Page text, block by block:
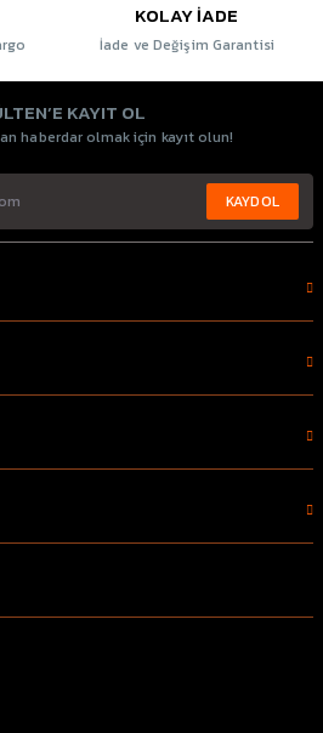
KOLAY İADE
İade ve Değişim Garantisi
KAYIT OL
haberdar olmak için kayıt olun!
KAYDOL